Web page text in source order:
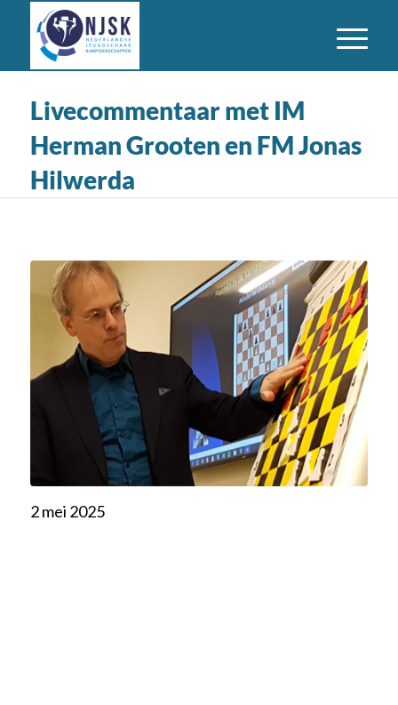
Livecommentaar met IM
Herman Grooten en FM Jonas
Hilwerda
2 mei 2025